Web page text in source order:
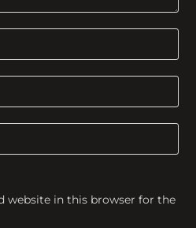
website in this browser for the